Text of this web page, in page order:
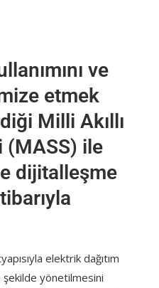
ve
etmek
Milli Akıllı
(MASS) ile
dijitalleşme
elektrik dağıtım
yönetilmesini